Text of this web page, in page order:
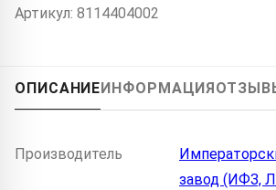
Артикул: 8114404002
ОПИСАНИЕ ИНФОРМАЦИЯ
Производитель
завод (ИФЗ,